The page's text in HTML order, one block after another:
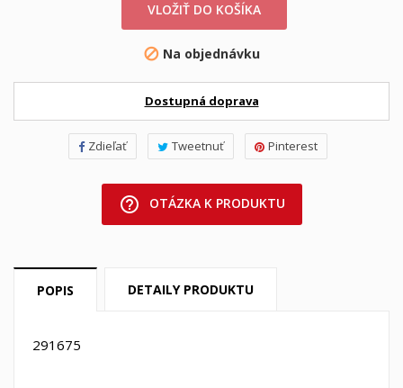
VLOŽIŤ DO KOŠÍKA
 Na objednávku
Dostupná doprava
Zdieľať Tweetnuť Pinterest
help_outline OTÁZKA K PRODUKTU
POPIS DETAILY PRODUKTU
291675